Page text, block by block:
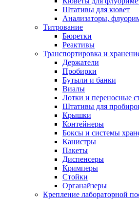
Штативы для кювет
Анализаторы,
Титрование
Бюретки
Реактивы
Транспортировка и
Держатели
Пробирки
Бутыли и банки
Виалы
Лотки и переносные
Штативы для
Крышки
Контейнеры
Боксы и системы
Канистры
Пакеты
Диспенсеры
Кримперы
Стойки
Органайзеры
Крепление лабораторной